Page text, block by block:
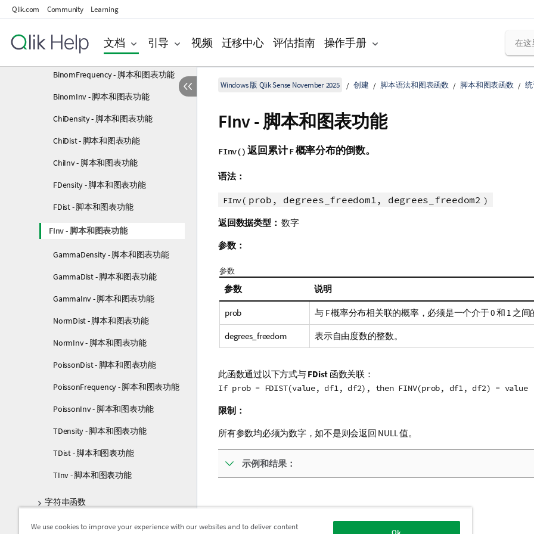
Qlik.com Community Learning
文档 引导 视频 迁移中心 评估指南 操作手册
BetaDist - 脚本和图表功能
BinomDist - 脚本和图表功能
BinomFrequency - 脚本和图表功能
BinomInv - 脚本和图表功能
ChiDensity - 脚本和图表功能
ChiDist - 脚本和图表功能
ChiInv - 脚本和图表功能
FDensity - 脚本和图表功能
FDist - 脚本和图表功能
FInv - 脚本和图表功能
GammaDensity - 脚本和图表功能
GammaDist - 脚本和图表功能
GammaInv - 脚本和图表功能
NormDist - 脚本和图表功能
NormInv - 脚本和图表功能
PoissonDist - 脚本和图表功能
PoissonFrequency - 脚本和图表功能
PoissonInv - 脚本和图表功能
TDensity - 脚本和图表功能
TDist - 脚本和图表功能
TInv - 脚本和图表功能
字符串函数
系统函数
Windows 版 Qlik Sense November 2025 创建 脚本语法和图表函数 脚本和图表函数
FInv - 脚本和图表功能
FInv() 返回累计F概率分布的倒数。
语法：
FInv( prob, degrees_freedom1, degrees_freedom2 )
返回数据类型： 数字
参数：
参数
参数 说明
prob 与 F概率分布相关联的概率，必须是一个介于 0 和 1 之间
degrees_freedom 表示自由度数的整数。
此函数通过以下方式与FDist 函数关联：
If prob = FDIST(value, df1, df2), then FINV(prob, df1, df2) = value
限制：
所有参数均必须为数字，如不是则会返回 NULL值。
示例和结果：
We use cookies to improve your experience with our websites and to deliver content